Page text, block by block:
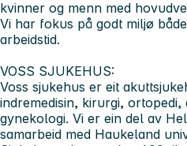
kvinner og menn med
Vi har fokus på godt miljø
arbeidstid.
VOSS SJUKEHUS:
Voss sjukehus er eit
indremedisin, kirurgi, ortopedi,
gynekologi. Vi er ein del av
samarbeid med Haukeland